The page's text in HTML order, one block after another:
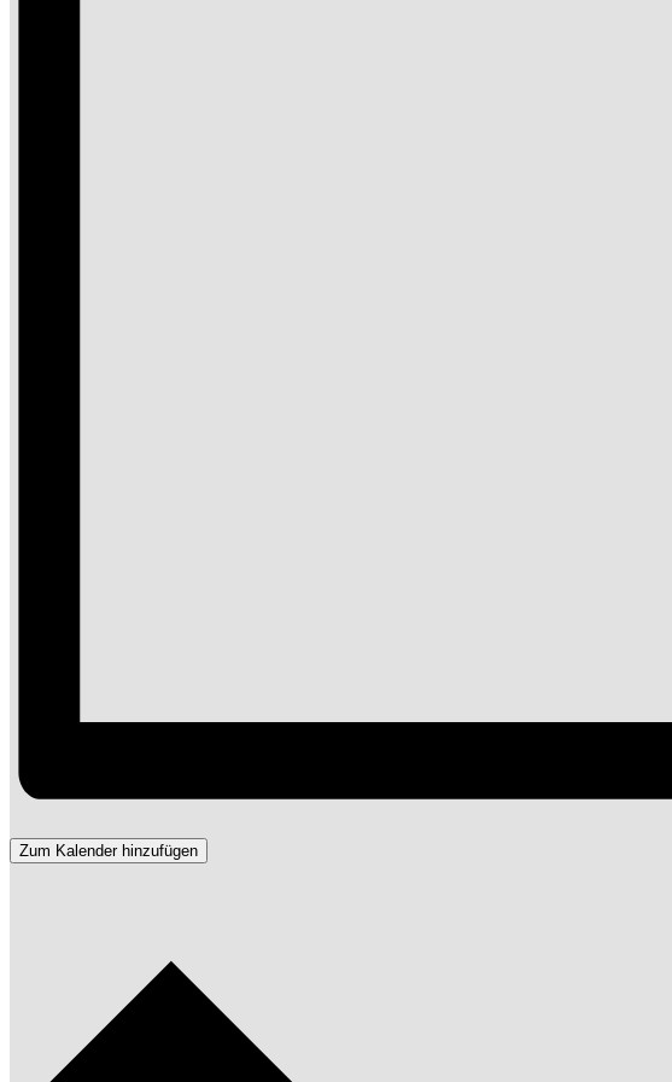
Zum Kalender hinzufügen